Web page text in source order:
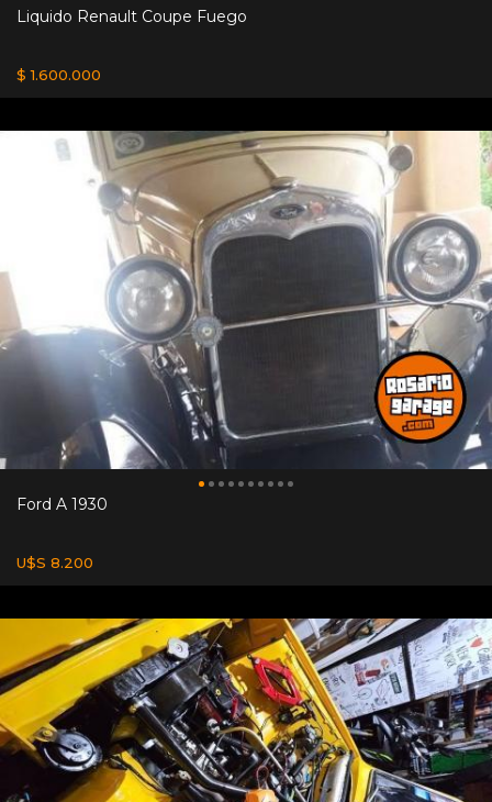
Liquido Renault Coupe Fuego
$ 1.600.000
Ford A 1930
U$S 8.200